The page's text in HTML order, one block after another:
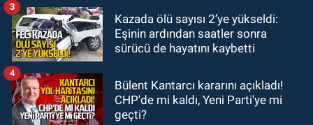
GÜNDEM
20:56
adam hayatını kaybetti
Kazada ölü sayısı 2’ye yükseldi:
Eşinin ardından saatler sonra
sürücü de hayatını kaybetti
3
Bülent Kantarcı kararını açıkladı!
CHP'de mi kaldı, Yeni Parti'ye mi
geçti?
4